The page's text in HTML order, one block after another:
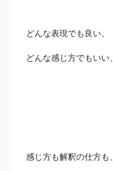
どんな表現でも良い、
どんな感じ方でもいい、
感じ方も解釈の仕方も、